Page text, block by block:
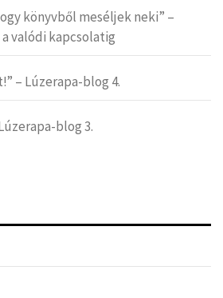
könyvből meséljek neki” –
valódi kapcsolatig
– Lúzerapa-blog 4.
blog 3.